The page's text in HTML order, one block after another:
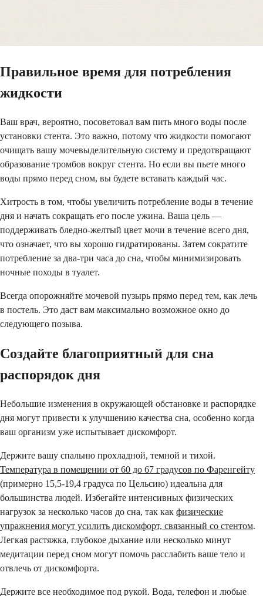
Правильное время для потребления
жидкости
Ваш врач, вероятно, посоветовал вам пить много воды после
установки стента. Это важно, потому что жидкости помогают
очищать вашу мочевыделительную систему и предотвращают
образование тромбов вокруг стента. Но если вы пьете много
воды прямо перед сном, вы будете вставать каждый час.
Хитрость в том, чтобы увеличить потребление воды в течение
дня и начать сокращать его после ужина. Ваша цель —
поддерживать бледно-желтый цвет мочи в течение всего дня,
что означает, что вы хорошо гидратированы. Затем сократите
потребление за два-три часа до сна, чтобы минимизировать
ночные походы в туалет.
Всегда опорожняйте мочевой пузырь прямо перед тем, как лечь
в постель. Это даст вам максимально возможное окно до
следующего позыва.
Создайте благоприятный для сна
распорядок дня
Небольшие изменения в окружающей обстановке и распорядке
дня могут привести к улучшению качества сна, особенно когда
ваш организм уже испытывает дискомфорт.
Держите вашу спальню прохладной, темной и тихой.
Температура в помещении от 60 до 67 градусов по Фаренгейту
(примерно 15,5-19,4 градуса по Цельсию) идеальна для
большинства людей. Избегайте интенсивных физических
нагрузок за несколько часов до сна, так как физические
упражнения могут усилить дискомфорт, связанный со стентом.
Легкая растяжка, глубокое дыхание или несколько минут
медитации перед сном могут помочь расслабить ваше тело и
отвлечь от дискомфорта.
Держите все необходимое под рукой. Вода, телефон и любые